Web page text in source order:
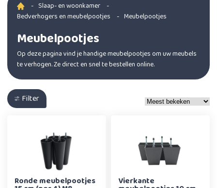
- Slaap- en woonkamer
-
Bedverhogers en meubelpootjes
- Meubelpootjes
Meubelpootjes
Op deze pagina vind je handige meubelpootjes om uw meubels
te verhogen. Ze direct en snel te bestellen online.
Filter
Ronde meubelpootjes Vierkante